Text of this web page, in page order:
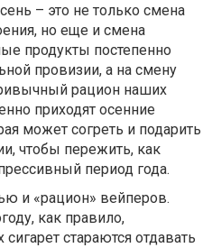
– это не только смена
но еще и смена
продукты постепенно
провизии, а на смену
рацион наших
приходят осенние
может согреть и подарить
чтобы пережить, как
период года.
и «рацион» вейперов.
как правило,
стараются отдавать